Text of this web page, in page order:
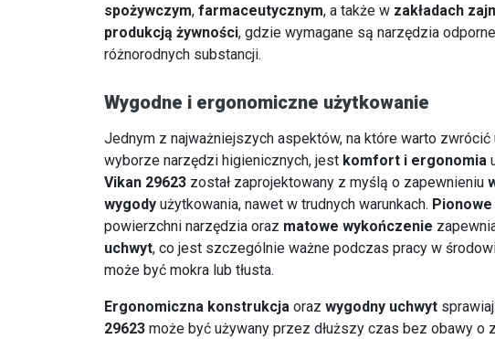
spożywczym, farmaceutycznym, a także w zakładach
produkcją żywności, gdzie wymagane są narzędzia
różnorodnych substancji.
Wygodne i ergonomiczne użytkowanie
Jednym z najważniejszych aspektów, na które warto zwrócić
wyborze narzędzi higienicznych, jest komfort i ergonomia
Vikan 29623 został zaprojektowany z myślą o zapewnieniu
wygody użytkowania, nawet w trudnych warunkach.
powierzchni narzędzia oraz matowe wykończenie
uchwyt, co jest szczególnie ważne podczas pracy w
może być mokra lub tłusta.
Ergonomiczna konstrukcja oraz wygodny uchwyt
29623 może być używany przez dłuższy czas bez obawy o